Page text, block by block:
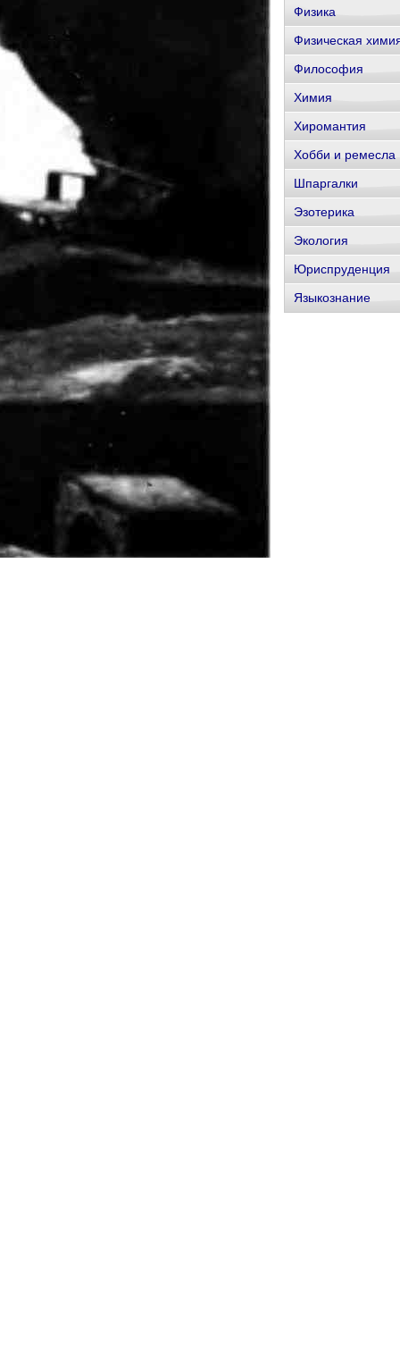
Физика
Физическая
Философия
Химия
Хиромантия
Хобби и ремесла
Шпаргалки
Эзотерика
Экология
Юриспруденция
Языкознание